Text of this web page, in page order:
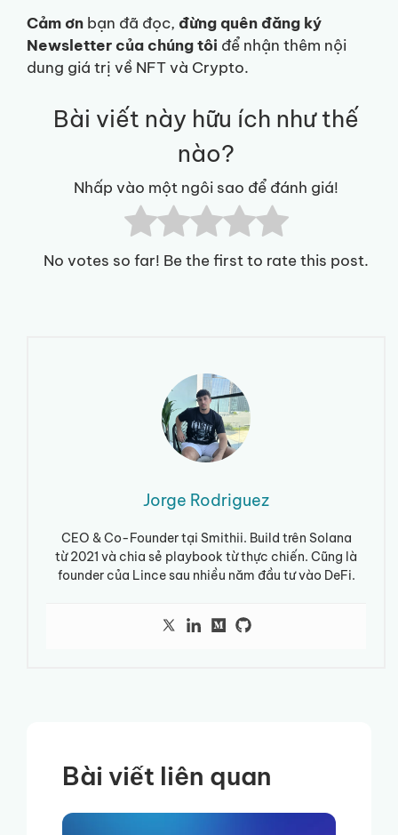
Cảm ơn bạn đã đọc, đừng quên đăng ký
Newsletter của chúng tôi để nhận thêm nội
dung giá trị về NFT và Crypto.
Bài viết này hữu ích như thế
nào?
Nhấp vào một ngôi sao để đánh giá!
No votes so far! Be the first to rate this post.
Jorge Rodriguez
CEO & Co-Founder tại Smithii. Build trên Solana
từ 2021 và chia sẻ playbook từ thực chiến. Cũng là
founder của Lince sau nhiều năm đầu tư vào DeFi.
Bài viết liên quan